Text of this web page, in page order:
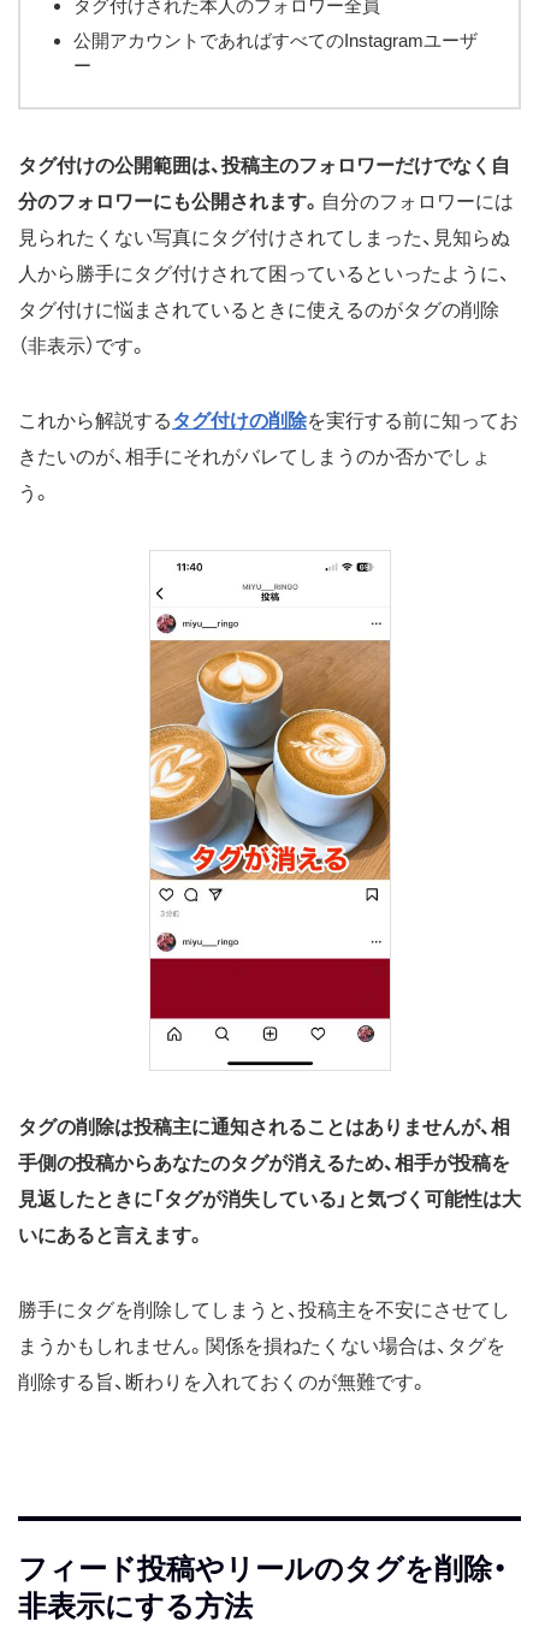
タグ付けされた本人のフォロワー全員
公開アカウントであればすべてのInstagramユーザ
ー
タグ付けの公開範囲は、投稿主のフォロワーだけでなく自
分のフォロワーにも公開されます。 自分のフォロワーには
見られたくない写真にタグ付けされてしまった、見知らぬ
人から勝手にタグ付けされて困っているといったように、
タグ付けに悩まされているときに使えるのがタグの削除
（非表示）です。
これから解説するタグ付けの削除を実行する前に知ってお
きたいのが、相手にそれがバレてしまうのか否かでしょ
う。
タグの削除は投稿主に通知されることはありませんが、相
手側の投稿からあなたのタグが消えるため、相手が投稿を
見返したときに「タグが消失している」と気づく可能性は大
いにあると言えます。
勝手にタグを削除してしまうと、投稿主を不安にさせてし
まうかもしれません。関係を損ねたくない場合は、タグを
削除する旨、断わりを入れておくのが無難です。
フィード投稿やリールのタグを削除・
非表示にする方法